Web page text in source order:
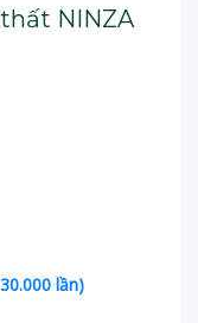
NINZA
lần)